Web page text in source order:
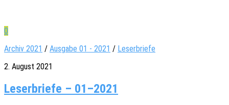
0
Archiv 2021 / Ausgabe 01 - 2021 / Leserbriefe
2. August 2021
Leserbriefe – 01–2021